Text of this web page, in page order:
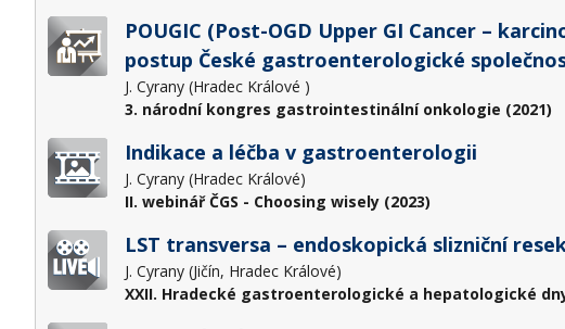
POUGIC (Post-OGD Upper GI Cancer –
postup České gastroenterologické
J. Cyrany (Hradec Králové )
3. národní kongres gastrointestinální onkologie (2021)
Indikace a léčba v gastroenterologii
J. Cyrany (Hradec Králové)
II. webinář ČGS - Choosing wisely (2023)
LST transversa – endoskopická slizniční
J. Cyrany (Jičín, Hradec Králové)
XXII. Hradecké gastroenterologické a hepatologické